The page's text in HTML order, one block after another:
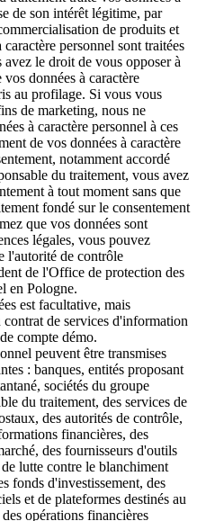
de son intérêt légitime, par
de produits et
personnel sont traitées
le droit de vous opposer à
données à caractère
au profilage. Si vous vous
de marketing, nous ne
à caractère personnel à ces
de vos données à caractère
notamment accordé
du traitement, vous avez
à tout moment sans que
fondé sur le consentement
que vos données sont
légales, vous pouvez
l'autorité de contrôle
de l'Office de protection des
en Pologne.
est facultative, mais
de services d'information
compte démo.
peuvent être transmises
: banques, entités proposant
sociétés du groupe
du traitement, des services de
des autorités de contrôle,
financières, des
des fournisseurs d'outils
lutte contre le blanchiment
fonds d'investissement, des
et de plateformes destinés au
opérations financières